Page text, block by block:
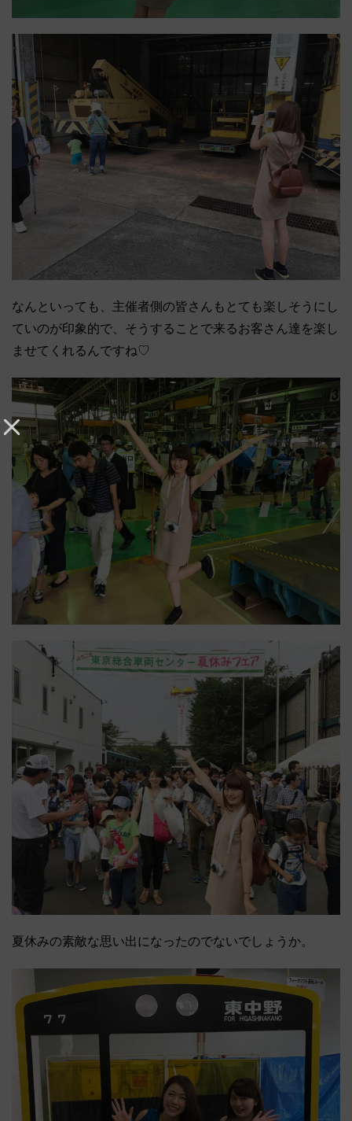
なんといっても、主催者側の皆さんもとても楽しそうにし
ていのが印象的で、そうすることで来るお客さん達を楽し
ませてくれるんですね♡
夏休みの素敵な思い出になったのでないでしょうか。